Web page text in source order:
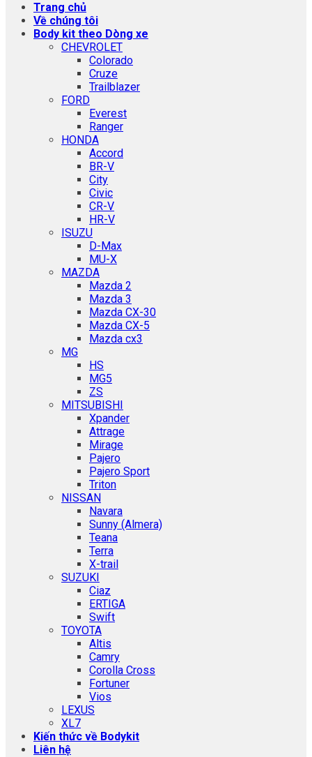
Trang chủ
Về chúng tôi
Body kit theo Dòng xe
CHEVROLET
Colorado
Cruze
Trailblazer
FORD
Everest
Ranger
HONDA
Accord
BR-V
City
Civic
CR-V
HR-V
ISUZU
D-Max
MU-X
MAZDA
Mazda 2
Mazda 3
Mazda CX-30
Mazda CX-5
Mazda cx3
MG
HS
MG5
ZS
MITSUBISHI
Xpander
Attrage
Mirage
Pajero
Pajero Sport
Triton
NISSAN
Navara
Sunny (Almera)
Teana
Terra
X-trail
SUZUKI
Ciaz
ERTIGA
Swift
TOYOTA
Altis
Camry
Corolla Cross
Fortuner
Vios
LEXUS
XL7
Kiến thức về Bodykit
Liên hệ